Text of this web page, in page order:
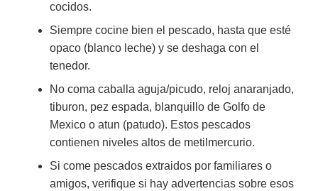
cocidos.
Siempre cocine bien el pescado, hasta que esté
opaco (blanco leche) y se deshaga con el
tenedor.
No coma caballa aguja/picudo, reloj anaranjado,
tiburon, pez espada, blanquillo de Golfo de
Mexico o atun (patudo). Estos pescados
contienen niveles altos de metilmercurio.
Si come pescados extraidos por familiares o
amigos, verifique si hay advertencias sobre esos